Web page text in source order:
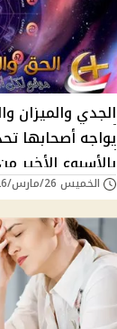
الجدي والميزان
يواجه أصحابها
بالأسبوع الأخير
الخميس 26/مارس/2026 - 09:00 ص